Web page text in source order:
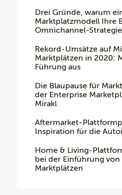
Drei Gründe, warum
Marktplatzmodell Ihre
Omnichannel-
Rekord-Umsätze auf
Marktplätzen in 2020:
Führung aus
Die Blaupause für
der Enterprise
Mirakl
Aftermarket-
Inspiration für die
Home & Living-
bei der Einführung
Marktplätzen